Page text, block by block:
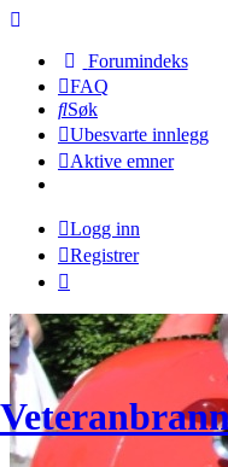
Forumindeks
FAQ
Søk
Ubesvarte innlegg
Aktive emner
Logg inn
Registrer